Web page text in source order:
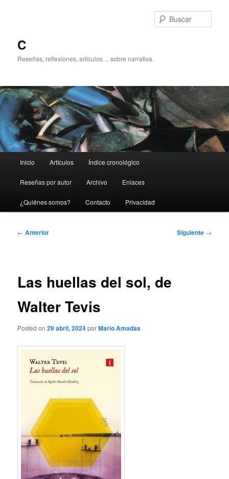
C
Reseñas, reflexiones, artículos… sobre narrativa.
principal
Inicio Artículos Índice cronológico
Reseñas por autor Archivo Enlaces
¿Quiénes somos? Contacto Privacidad
Navegación
← Anterior Siguiente →
Las huellas del sol, de
Walter Tevis
Posted on29 abril, 2024porMario Amadas